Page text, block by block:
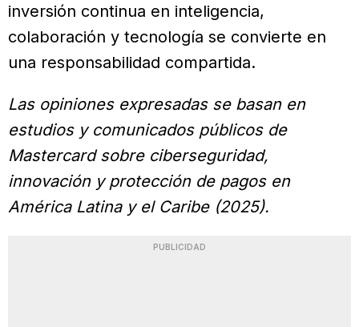
inversión continua en inteligencia,
colaboración y tecnología se convierte en
una responsabilidad compartida.
Las opiniones expresadas se basan en
estudios y comunicados públicos de
Mastercard sobre ciberseguridad,
innovación y protección de pagos en
América Latina y el Caribe (2025).
PUBLICIDAD